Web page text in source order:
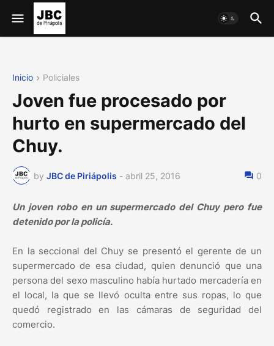
Inicio Policiales
Joven fue procesado por
hurto en supermercado del
Chuy.
by JBC de Piriápolis - abril 25, 2016 0
Un joven robo en un supermercado del Chuy pero fue
detenido por la policía.
En la seccional del Chuy se presentó el gerente de un
supermercado de esa ciudad, quien denunció que una
persona del sexo masculino había hurtado mercadería en
el local, la que se llevó oculta entre sus ropas, lo que
quedó registrado en las cámaras de seguridad del
comercio.